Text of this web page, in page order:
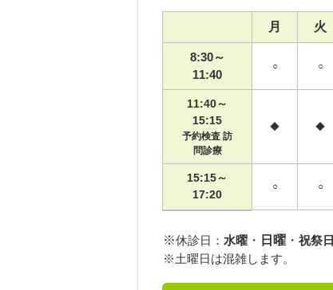
月 火
8:30～
11:40
○ ○
11:40～
15:15
予約検査 訪
問診療
◆ ◆
15:15～
17:20
○ ○
※休診日： 水曜 ・ 日曜 ・祝祭日
※土曜日は混雑します。